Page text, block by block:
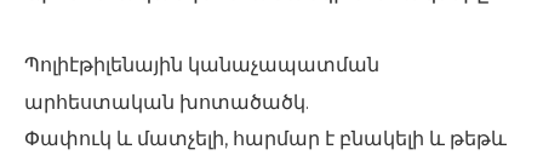
Պոլիէթիլենային կանաչապատման
արհեստական ​​խոտածածկ.
Փափուկ և մատչելի, հարմար է բնակելի և թեթև